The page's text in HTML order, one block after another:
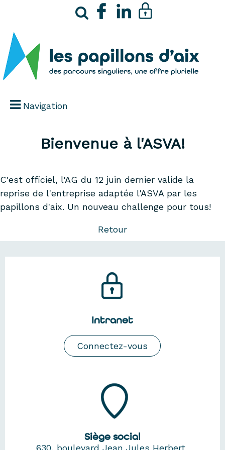
Navigation
Bienvenue à l'ASVA!
C'est officiel, l'AG du 12 juin dernier valide la
reprise de l'entreprise adaptée l'ASVA par les
papillons d'aix. Un nouveau challenge pour tous!
Retour
Intranet
Connectez-vous
Siège social
630, boulevard Jean Jules Herbert